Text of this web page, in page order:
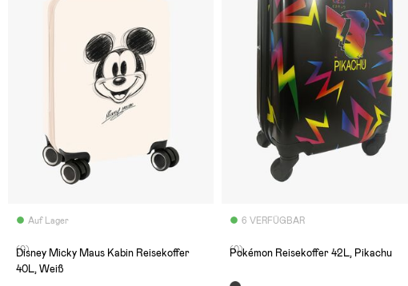
Auf Lager
(0)
Disney Micky Maus Kabin Reisekoffer
40L, Weiß
6 VERFÜGBAR
(0)
Pokémon Reisekoffer 42L, Pikachu